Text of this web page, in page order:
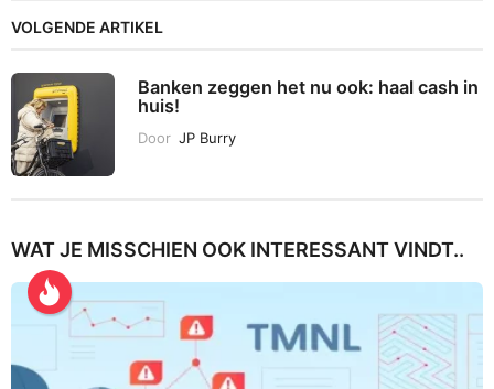
VOLGENDE ARTIKEL
Banken zeggen het nu ook: haal cash in
huis!
Door JP Burry
WAT JE MISSCHIEN OOK INTERESSANT VINDT..